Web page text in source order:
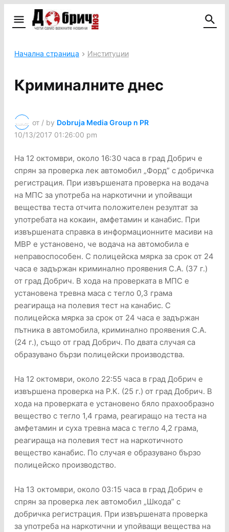
Начална страница Институции
Криминалните днес
от / by Dobruja Media Group n PR
10/13/2017 01:26:00 pm
На 12 октомври, около 16:30 часа в град Добрич е
спрян за проверка лек автомобил „Форд” с добричка
регистрация. При извършената проверка на водача
на МПС за употреба на наркотични и упойващи
вещества теста отчита положителен резултат за
употребата на кокаин, амфетамин и канабис. При
извършената справка в информационните масиви на
МВР е установено, че водача на автомобила е
неправоспособен. С полицейска мярка за срок от 24
часа е задържан криминално проявения С.А. (37 г.)
от град Добрич. В хода на проверката в МПС е
установена тревна маса с тегло 0,3 грама
реагираща на полевия тест на канабис. С
полицейска мярка за срок от 24 часа е задържан
пътника в автомобила, криминално проявения С.А.
(24 г.), също от град Добрич. По двата случая са
образувано бързи полицейски производства.
На 12 октомври, около 22:55 часа в град Добрич е
извършена проверка на Р.К. (25 г.) от град Добрич. В
хода на проверката е установено бяло прахообразно
вещество с тегло 1,4 грама, реагиращо на теста на
амфетамин и суха тревна маса с тегло 4,2 грама,
реагираща на полевия тест на наркотичното
вещество канабис. По случая е образувано бързо
полицейско производство.
На 13 октомври, около 03:15 часа в град Добрич е
спрян за проверка лек автомобил „Шкода” с
добричка регистрация. При извършената проверка
за употреба на наркотични и упойващи вещества на